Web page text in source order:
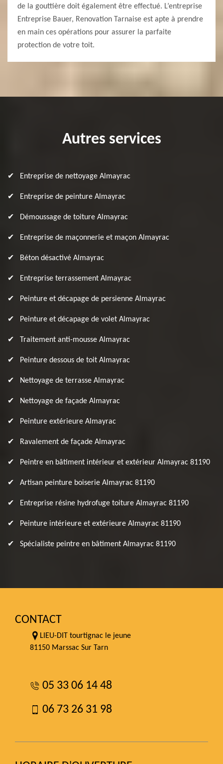
de la gouttière doit également être effectué. L’entreprise
Entreprise Bauer, Renovation Tarnaise est apte à prendre
en main ces opérations pour assurer la parfaite
protection de votre toit.
Autres services
Entreprise de nettoyage Almayrac
Entreprise de peinture Almayrac
Démoussage de toiture Almayrac
Entreprise de maçonnerie et maçon Almayrac
Béton désactivé Almayrac
Entreprise terrassement Almayrac
Peinture et décapage de persienne Almayrac
Peinture et décapage de volet Almayrac
Traitement anti-mousse Almayrac
Peinture dessous de toit Almayrac
Nettoyage de terrasse Almayrac
Nettoyage de façade Almayrac
Peinture extérieure Almayrac
Ravalement de façade Almayrac
Peintre en bâtiment intérieur et extérieur Almayrac 81190
Artisan peinture boiserie Almayrac 81190
Entreprise résine hydrofuge toiture Almayrac 81190
Peinture intérieure et extérieure Almayrac 81190
Spécialiste peintre en bâtiment Almayrac 81190
CONTACT
LIEU-DIT tourtignac le jeune
81150 Marssac Sur Tarn
05 33 06 14 48
06 73 26 31 98